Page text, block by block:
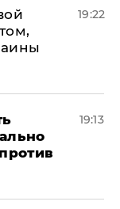
19:22
19:13